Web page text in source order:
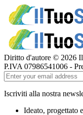
Diritto d'autore © 2026
P.IVA 07986541006 -
Iscriviti alla nostra
Ideato, progettato